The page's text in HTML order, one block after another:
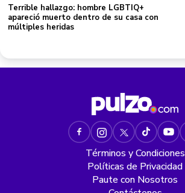
Terrible hallazgo: hombre LGBTIQ+
apareció muerto dentro de su casa con
múltiples heridas
Términos y Condiciones
Políticas de Privacidad
Paute con Nosotros